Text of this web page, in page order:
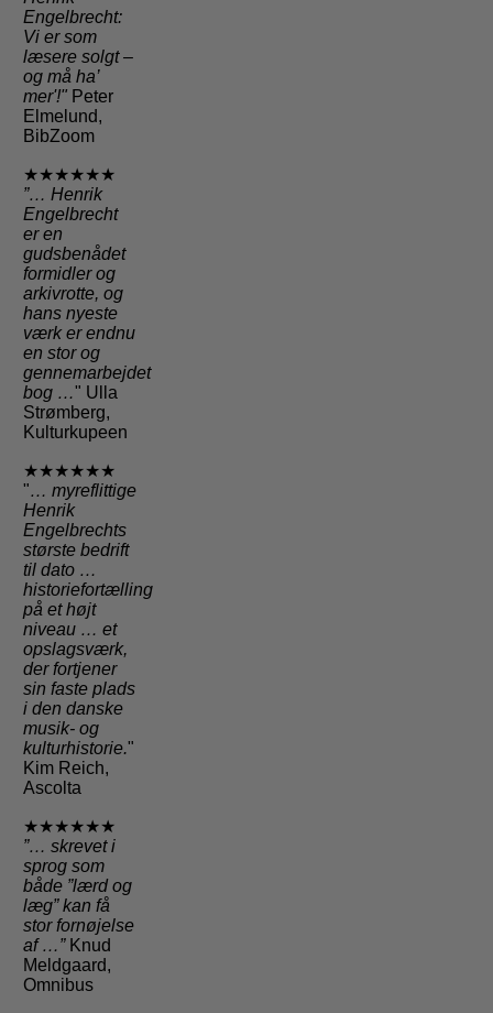
Engelbrecht:
Vi er som
læsere solgt –
og må ha’
mer'!" Peter
Elmelund,
BibZoom
★★★★★★
”… Henrik
Engelbrecht
er en
gudsbenådet
formidler og
arkivrotte, og
hans nyeste
værk er endnu
en stor og
gennemarbejdet
bog …" Ulla
Strømberg,
Kulturkupeen
★★★★★★
"… myreflittige
Henrik
Engelbrechts
største bedrift
til dato …
historiefortælling
på et højt
niveau … et
opslagsværk,
der fortjener
sin faste plads
i den danske
musik- og
kulturhistorie."
Kim Reich,
Ascolta
★★★★★★
”… skrevet i
sprog som
både ”lærd og
læg” kan få
stor fornøjelse
af …”Knud
Meldgaard,
Omnibus